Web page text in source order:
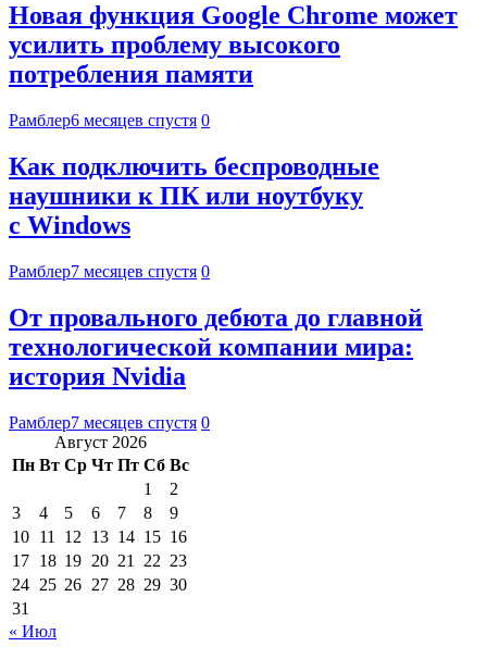
Новая функция Google Chrome может
усилить проблему высокого
потребления памяти
Рамблер6 месяцев спустя 0
Как подключить беспроводные
наушники к ПК или ноутбуку
с Windows
Рамблер7 месяцев спустя 0
От провального дебюта до главной
технологической компании мира:
история Nvidia
Рамблер7 месяцев спустя 0
Август 2026
Пн Вт Ср Чт Пт Сб Вс
1
2
3
4 5 6 7 8
9
10 11 12 13 14 15 16
17 18 19 20 21 22 23
24 25 26 27 28 29 30
31
« Июл